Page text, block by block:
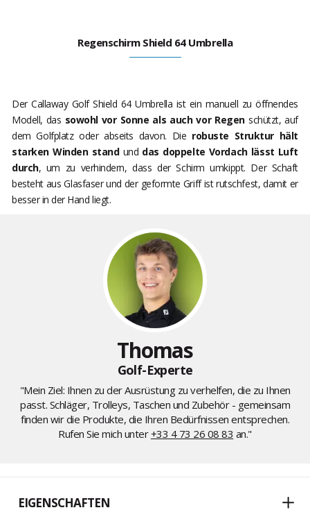
Regenschirm Shield 64 Umbrella
Der Callaway Golf Shield 64 Umbrella ist ein manuell zu öffnendes
Modell, das sowohl vor Sonne als auch vor Regenschützt, auf
dem Golfplatz oder abseits davon. Die robuste Struktur hält
starken Winden standund das doppelte Vordach lässt Luft
durch, um zu verhindern, dass der Schirm umkippt. Der Schaft
besteht aus Glasfaser und der geformte Griff ist rutschfest, damit er
besser in der Hand liegt.
Thomas
Golf-Experte
"Mein Ziel: Ihnen zu der Ausrüstung zu verhelfen, die zu Ihnen
passt. Schläger, Trolleys, Taschen und Zubehör - gemeinsam
finden wir die Produkte, die Ihren Bedürfnissen entsprechen.
Rufen Sie mich unter+33 4 73 26 08 83 an."
EIGENSCHAFTEN